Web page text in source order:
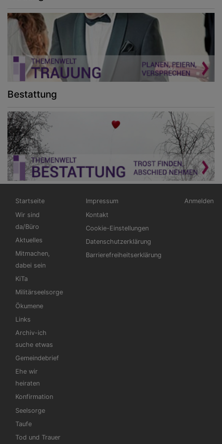
Bestattung
Hauptnavigation
Startseite
Wir sind
da/Büro
Aktuelles
Mitmachen,
dabei sein
KiTa
Militärseelsorge
Ökumene
Links
Archiv-ich
suche etwas
Gemeindebrief
Ehe wir
heiraten
Konfirmation
Seelsorge
Taufe
Tod und Trauer
Fußbereichsmenü
Impressum
Kontakt
Cookie-Einstellungen
Datenschutzerklärung
Barrierefreiheitserklärung
Anmelden